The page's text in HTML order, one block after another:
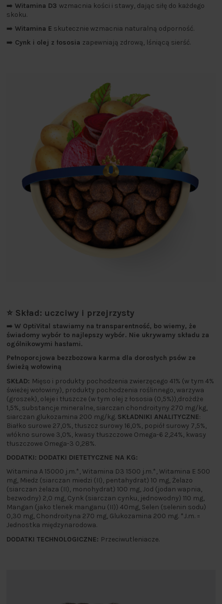
➡️ Witamina D3 wzmacnia kości i stawy, dając siłę do każdego
skoku.
➡️ Witamina E skutecznie wzmacnia naturalną odporność.
➡️ Cynk i olej z łososia zapewniają zdrową, lśniącą sierść.
⭐ Skład: uczciwy i przejrzysty
➡️ W OptiVital stawiamy na transparentność, bo wiemy, że
świadomy wybór to najlepszy wybór. Nie ukrywamy składu za
ogólnikowymi hasłami.
Pełnoporcjowa bezzbozowa karma dla dorosłych psów ze
świeżą wołowiną
SKŁAD: Mięso i produkty pochodzenia zwierzęcego 41% (w tym 4%
świeżej wołowiny), produkty pochodzenia roślinnego, warzywa
(groszek), oleje i tłuszcze (w tym olej z łososia (0,5%)),drożdże
1,5%, substancje mineralne, siarczan chondroityny 270 mg/kg,
siarczan glukozamina 200 mg/kg. SKŁADNIKI ANALITYCZNE:
Białko surowe 27,0%, tłuszcz surowy 16,0%, popiół surowy 7,5%,
włókno surowe 3,0%, kwasy tłuszczowe Omega-6 2,24%, kwasy
tłuszczowe Omega-3 0,28%.
DODATKI: DODATKI DIETETYCZNE NA KG:
Witamina A 15000 j.m.*, Witamina D3 1500 j.m.*, Witamina E 500
mg, Miedz (siarczan miedzi (II), pentahydrat) 10 mg, Żelazo
(siarczan żelaza (II), monohydrat) 100 mg, Jod (jodan wapnia,
bezwodny) 2,0 mg, Cynk (siarczan cynku, jednowodny) 110 mg,
Mangan (jako tlenek manganu (II)) 40mg, Selen (selenin sodu)
0,30 mg, Chondroityna 270 mg, Glukozamina 200 mg. *J.m. =
Jednostka międzynarodowa.
DODATKI TECHNOLOGICZNE: Przeciwutleniacze.